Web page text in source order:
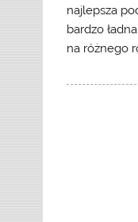
najlepsza
bardzo
na różnego